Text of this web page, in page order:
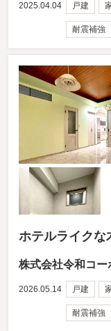
2025.04.04 戸建
耐震補強
ホテルライクな
株式会社令和コー
2026.05.14 戸建
耐震補強